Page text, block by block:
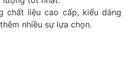
chất liệu cao cấp, kiểu dáng
nhiều sự lựa chọn.